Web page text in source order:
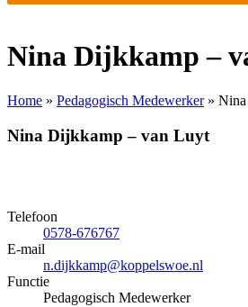
Nina Dijkkamp –
Home » Pedagogisch Medewerker»
Nina Dijkkamp – van Luyt
Telefoon
0578-676767
E-mail
n.dijkkamp@koppelswoe.nl
Functie
Pedagogisch Medewerker